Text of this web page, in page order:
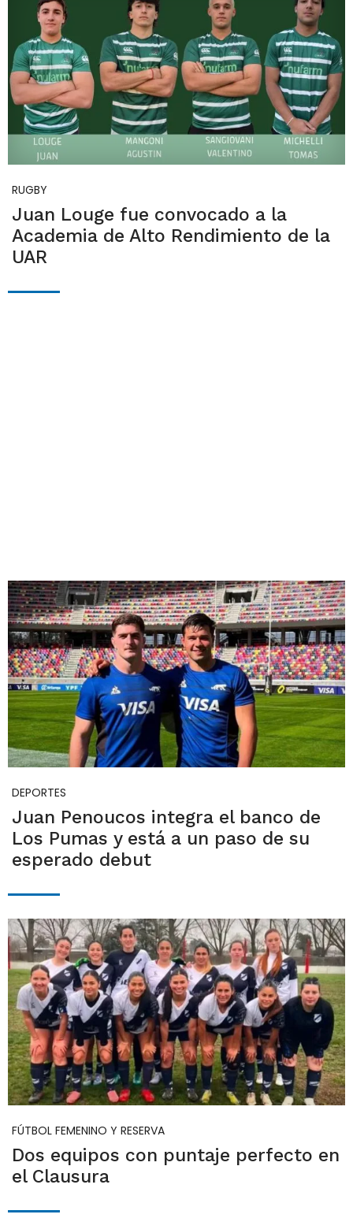
RUGBY
Juan Louge fue convocado a la
Academia de Alto Rendimiento de la
UAR
DEPORTES
Juan Penoucos integra el banco de
Los Pumas y está a un paso de su
esperado debut
FÚTBOL FEMENINO Y RESERVA
Dos equipos con puntaje perfecto en
el Clausura